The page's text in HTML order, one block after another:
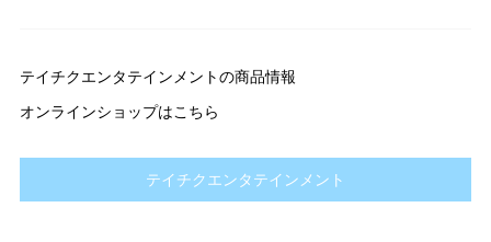
テイチクエンタテインメントの商品情報
オンラインショップはこちら
テイチクエンタテインメント